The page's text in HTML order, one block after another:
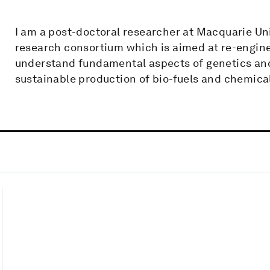
I am a post-doctoral researcher at Macquarie
research consortium which is aimed at re-
understand fundamental aspects of genetics
sustainable production of bio-fuels and